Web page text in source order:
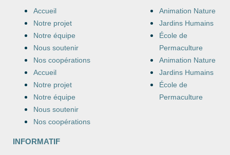
Accueil
Notre projet
Notre équipe
Nous soutenir
Nos coopérations
Accueil
Notre projet
Notre équipe
Nous soutenir
Nos coopérations
Animation Nature
Jardins Humains
École de
Permaculture
Animation Nature
Jardins Humains
École de
Permaculture
INFORMATIF